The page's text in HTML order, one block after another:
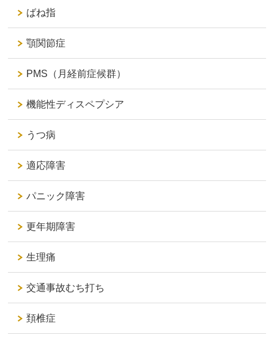
ばね指
顎関節症
PMS（月経前症候群）
機能性ディスペプシア
うつ病
適応障害
パニック障害
更年期障害
生理痛
交通事故むち打ち
頚椎症